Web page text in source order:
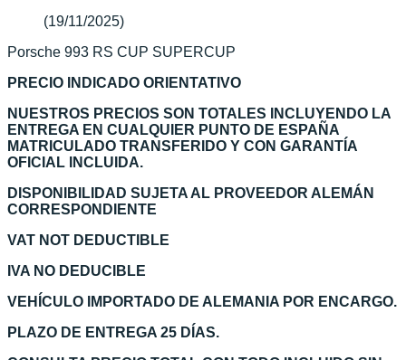
(19/11/2025)
Porsche 993 RS CUP SUPERCUP
PRECIO INDICADO ORIENTATIVO
NUESTROS PRECIOS SON TOTALES INCLUYENDO LA
ENTREGA EN CUALQUIER PUNTO DE ESPAÑA
MATRICULADO TRANSFERIDO Y CON GARANTÍA
OFICIAL INCLUIDA.
DISPONIBILIDAD SUJETA AL PROVEEDOR ALEMÁN
CORRESPONDIENTE
VAT NOT DEDUCTIBLE
IVA NO DEDUCIBLE
VEHÍCULO IMPORTADO DE ALEMANIA POR ENCARGO.
PLAZO DE ENTREGA 25 DÍAS.